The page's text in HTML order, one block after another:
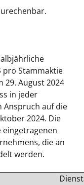
pro Stammaktie
29. August 2024
in jeder
Anspruch auf die
2024. Die
die an
werden.